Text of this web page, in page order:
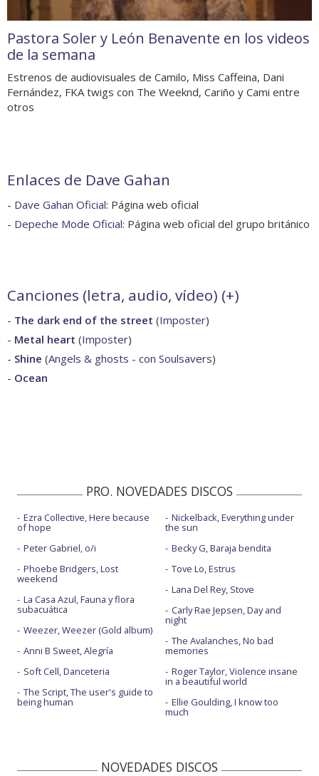
Pastora Soler y León Benavente en los videos
de la semana
Estrenos de audiovisuales de Camilo, Miss Caffeina, Dani
Fernández, FKA twigs con The Weeknd, Cariño y Cami entre
otros
Enlaces de Dave Gahan
- Dave Gahan Oficial: Página web oficial
- Depeche Mode Oficial: Página web oficial del grupo británico
Canciones (letra, audio, vídeo) (+)
- The dark end of the street (Imposter)
- Metal heart (Imposter)
- Shine (Angels & ghosts - con Soulsavers)
- Ocean
PRO. NOVEDADES DISCOS
Ezra Collective, Here because
of hope
Peter Gabriel, o/i
Phoebe Bridgers, Lost
weekend
La Casa Azul, Fauna y flora
subacuática
Weezer, Weezer (Gold album)
Anni B Sweet, Alegría
Soft Cell, Danceteria
The Script, The user's guide to
being human
Nickelback, Everything under
the sun
Becky G, Baraja bendita
Tove Lo, Estrus
Lana Del Rey, Stove
Carly Rae Jepsen, Day and
night
The Avalanches, No bad
memories
Roger Taylor, Violence insane
in a beautiful world
Ellie Goulding, I know too
much
NOVEDADES DISCOS